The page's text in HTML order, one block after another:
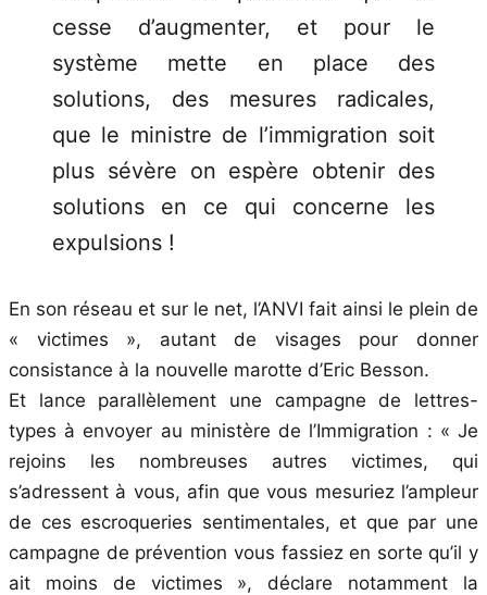
cesse d’augmenter, et pour le
système mette en place des
solutions, des mesures radicales,
que le ministre de l’immigration soit
plus sévère on espère obtenir des
solutions en ce qui concerne les
expulsions !
En son réseau et sur le net, l’ANVI fait ainsi le plein de
« victimes », autant de visages pour donner
consistance à la nouvelle marotte d’Eric Besson.
Et lance parallèlement une campagne de lettres-
types à envoyer au ministère de l’Immigration : « Je
rejoins les nombreuses autres victimes, qui
s’adressent à vous, afin que vous mesuriez l’ampleur
de ces escroqueries sentimentales, et que par une
campagne de prévention vous fassiez en sorte qu’il y
ait moins de victimes », déclare notamment la